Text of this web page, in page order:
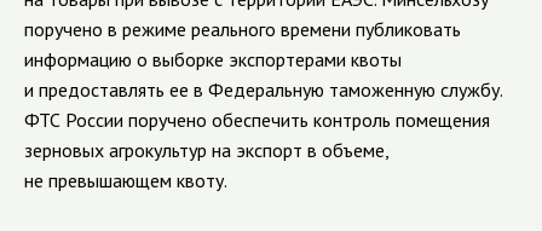
поручено в режиме реального времени публиковать
информацию о выборке экспортерами квоты
и предоставлять ее в Федеральную таможенную службу.
ФТС России поручено обеспечить контроль помещения
зерновых агрокультур на экспорт в объеме,
не превышающем квоту.